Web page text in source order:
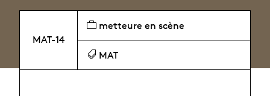
MAT-14
metteure en scène
MAT